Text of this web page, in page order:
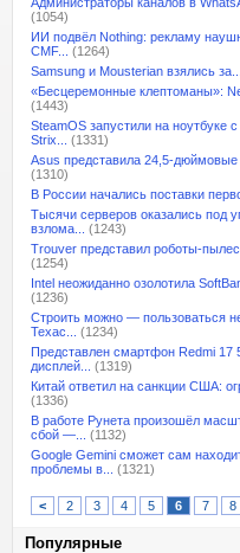
(1054)
ИИ подвёл Nothing: рекламу
CMF...
(1264)
Samsung и Mousterian взялись за...
«Бесцеремонные клептоманы»:
(1443)
SteamOS запустили на ноутбуке
Strix...
(1331)
Asus представила 24,5-дюймовые
(1310)
В России начались поставки
Тысячи серверов оказались под
взлома...
(1243)
Trouver представил роботы-
(1254)
Intel неожиданно озолотила
(1236)
Строить можно — пользоваться
Техас...
(1234)
Представлен смартфон Redmi
дисплей...
(1319)
Китай ответил на санкции США:
(1336)
В работе Рунета произошёл
сбой —...
(1132)
Google Gemini сможет сам
проблемы в...
(1321)
< 2 3 4 5 6 7 8
Популярные